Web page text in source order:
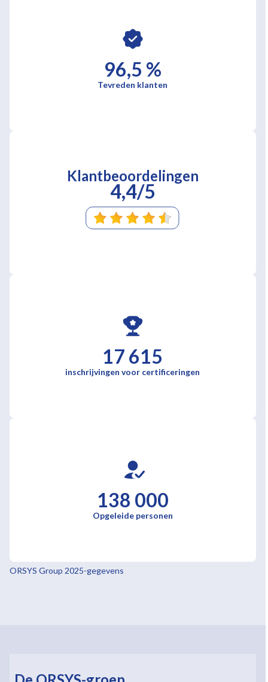
96,5 %
Tevreden klanten
Klantbeoordelingen
4,4/5
17 615
inschrijvingen voor certificeringen
138 000
Opgeleide personen
ORSYS Group 2025-gegevens